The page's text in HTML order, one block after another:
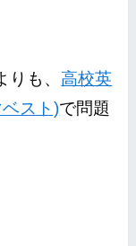
りも、高校英
スト)で問題